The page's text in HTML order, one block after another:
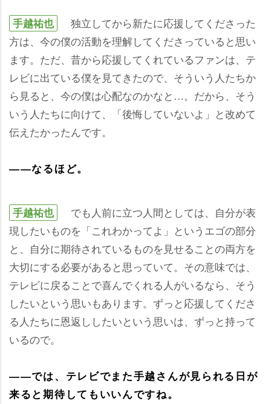
手越祐也
独立してから新たに応援してくださった
方は、今の僕の活動を理解してくださっていると思い
ます。ただ、昔から応援してくれているファンは、テ
レビに出ている僕を見てきたので、そういう人たちか
ら見ると、今の僕は心配なのかなと…。だから、そう
いう人たちに向けて、「後悔していないよ」と改めて
伝えたかったんです。
――なるほど。
手越祐也
でも人前に立つ人間としては、自分が表
現したいものを「これわかってよ」というエゴの部分
と、自分に期待されているものを見せることの両方を
大切にする必要があると思っていて。その意味では、
テレビに戻ることで喜んでくれる人がいるなら、そう
したいという思いもあります。ずっと応援してくださ
る人たちに恩返ししたいという思いは、ずっと持って
いるので。
――では、テレビでまた手越さんが見られる日が
来ると期待してもいいんですね。